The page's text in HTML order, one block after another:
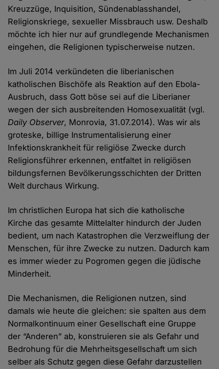
Kreuzzüge, Inquisition, Sündenablasshandel,
Religionskriege, sexueller Missbrauch usw. Deshalb
möchte ich hier nur auf grundlegende Mechanismen
eingehen, die Religionen typischerweise nutzen.
Im Juli 2014 verkündeten die liberianischen
katholischen Bischöfe als Reaktion auf den Ebola-
Ausbruch, dass Gott böse sei auf die Liberianer
wegen der sich ausbreitenden Homosexualität (vgl.
Daily Observer, Monrovia, 31.07.2014). Was wir als
groteske, billige Instrumentalisierung einer
Infektionskrankheit für religiöse Zwecke durch
Religionsführer erkennen, entfaltet in religiösen
bildungsfernen Bevölkerungsschichten der Dritten
Welt durchaus Wirkung.
Im christlichen Europa hat sich die katholische
Kirche das gesamte Mittelalter hindurch der Juden
bedient, um nach Katastrophen die Verzweiflung der
Menschen, für ihre Zwecke zu nutzen. Dadurch kam
es immer wieder zu Pogromen gegen die jüdische
Minderheit.
Die Mechanismen, die Religionen nutzen, sind
damals wie heute die gleichen: sie spalten aus dem
Normalkontinuum einer Gesellschaft eine Gruppe
der “Anderen” ab, konstruieren sie als Gefahr und
Bedrohung für die Mehrheitsgesellschaft um sich
selber als Schutz gegen diese Gefahr darzustellen